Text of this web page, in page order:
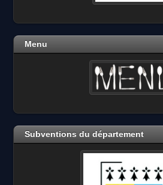
Menu
Subventions du département